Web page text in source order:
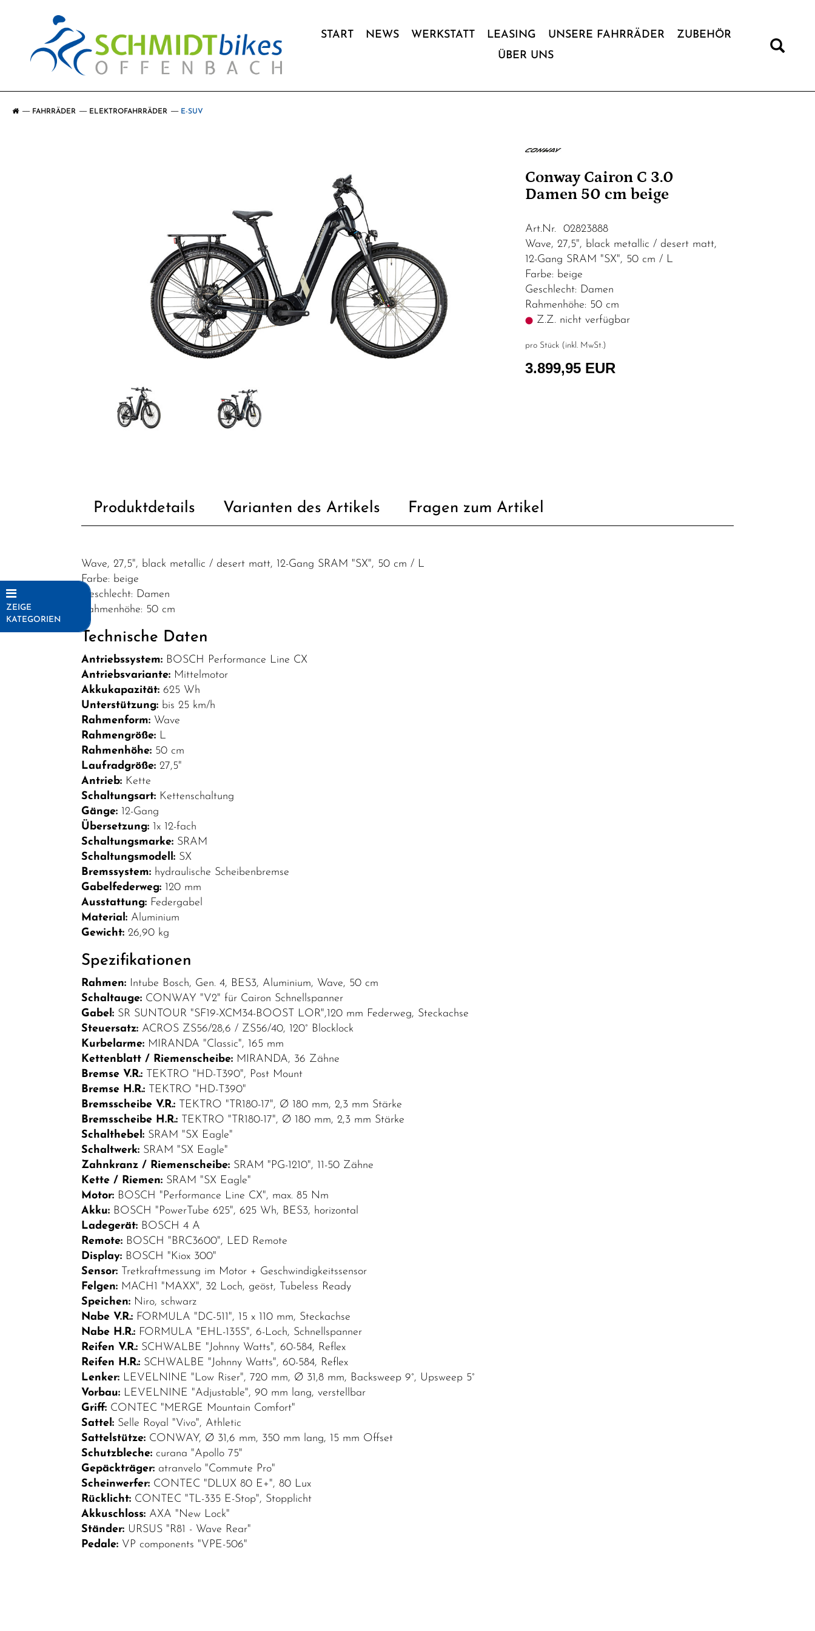
START NEWS WERKSTATT LEASING UNSERE FAHRRÄDER
ZUBEHÖR
ÜBER UNS
FAHRRÄDER ELEKTROFAHRRÄDER E-SUV
ZEIGE
KATEGORIEN
Elektrofahrräder
Jugendfahrräder
Mountainbikes
Conway Cairon C 3.0
Damen 50 cm beige
Art.Nr. 02823888
Wave, 27,5", black metallic / desert matt,
12-Gang SRAM "SX", 50 cm / L
Farbe: beige
Geschlecht: Damen
Rahmenhöhe: 50 cm
Z.Z. nicht verfügbar
pro Stück (inkl. MwSt.)
3.899,95 EUR
Produktdetails Varianten des Artikels Fragen zum Artikel
Wave, 27,5", black metallic / desert matt, 12-Gang SRAM "SX", 50 cm / L
Farbe: beige
Geschlecht: Damen
Rahmenhöhe: 50 cm
Technische Daten
Antriebssystem: BOSCH Performance Line CX
Antriebsvariante: Mittelmotor
Akkukapazität: 625 Wh
Unterstützung: bis 25 km/h
Rahmenform: Wave
Rahmengröße: L
Rahmenhöhe: 50 cm
Laufradgröße: 27,5"
Antrieb: Kette
Schaltungsart: Kettenschaltung
Gänge: 12-Gang
Übersetzung: 1x 12-fach
Schaltungsmarke: SRAM
Schaltungsmodell: SX
Bremssystem: hydraulische Scheibenbremse
Gabelfederweg: 120 mm
Ausstattung: Federgabel
Material: Aluminium
Gewicht: 26,90 kg
Spezifikationen
Rahmen: Intube Bosch, Gen. 4, BES3, Aluminium, Wave, 50 cm
Schaltauge: CONWAY "V2" für Cairon Schnellspanner
Gabel: SR SUNTOUR "SF19-XCM34-BOOST LOR",120 mm Federweg, Steckachse
Steuersatz: ACROS ZS56/28,6 / ZS56/40, 120° Blocklock
Kurbelarme: MIRANDA "Classic", 165 mm
Kettenblatt / Riemenscheibe: MIRANDA, 36 Zähne
Bremse V.R.: TEKTRO "HD-T390", Post Mount
Bremse H.R.: TEKTRO "HD-T390"
Bremsscheibe V.R.: TEKTRO "TR180-17", Ø 180 mm, 2,3 mm Stärke
Bremsscheibe H.R.: TEKTRO "TR180-17", Ø 180 mm, 2,3 mm Stärke
Schalthebel: SRAM "SX Eagle"
Schaltwerk: SRAM "SX Eagle"
Zahnkranz / Riemenscheibe: SRAM "PG-1210", 11-50 Zähne
Kette / Riemen: SRAM "SX Eagle"
Motor: BOSCH "Performance Line CX", max. 85 Nm
Akku: BOSCH "PowerTube 625", 625 Wh, BES3, horizontal
Ladegerät: BOSCH 4 A
Remote: BOSCH "BRC3600", LED Remote
Display: BOSCH "Kiox 300"
Sensor: Tretkraftmessung im Motor + Geschwindigkeitssensor
Felgen: MACH1 "MAXX", 32 Loch, geöst, Tubeless Ready
Speichen: Niro, schwarz
Nabe V.R.: FORMULA "DC-511", 15 x 110 mm, Steckachse
Nabe H.R.: FORMULA "EHL-135S", 6-Loch, Schnellspanner
Reifen V.R.: SCHWALBE "Johnny Watts", 60-584, Reflex
Reifen H.R.: SCHWALBE "Johnny Watts", 60-584, Reflex
Lenker: LEVELNINE "Low Riser", 720 mm, Ø 31,8 mm, Backsweep 9°, Upsweep 5°
Vorbau: LEVELNINE "Adjustable", 90 mm lang, verstellbar
Griff: CONTEC "MERGE Mountain Comfort"
Sattel: Selle Royal "Vivo", Athletic
Sattelstütze: CONWAY, Ø 31,6 mm, 350 mm lang, 15 mm Offset
Schutzbleche: curana "Apollo 75"
Gepäckträger: atranvelo "Commute Pro"
Scheinwerfer: CONTEC "DLUX 80 E+", 80 Lux
Rücklicht: CONTEC "TL-335 E-Stop", Stopplicht
Akkuschloss: AXA "New Lock"
Ständer: URSUS "R81 - Wave Rear"
Pedale: VP components "VPE-506"